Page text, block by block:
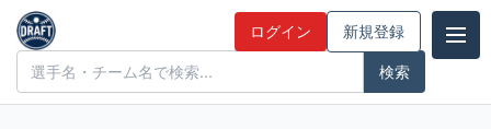
木村 仁（日本新薬）の特徴とドラフト評価 | ドラフト候補とみんなの
評価
ドラフト候補とみんなの評価 ログイン 新規登録